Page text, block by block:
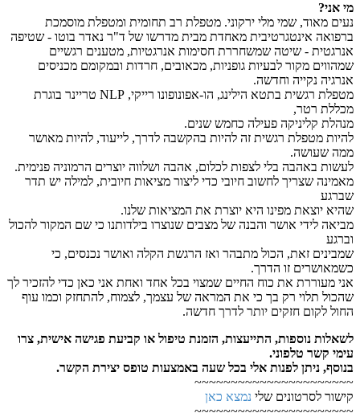
מי אני?
נעים מאוד, שמי מלי ירקוני. מטפלת רב תחומית ומטפלת מוסמכת
ברפואה אינטגרטיבית מאחדת מבית מדרשו של ד"ר נאדר בוטו - שטיפה
אנרגטית - שיטה שמשחררת חסימות אנרגטיות, מטענים רגשיים
שמהווים מקור לבעיות גופניות, מכאובים, חרדות ובמקומם מכניסים
אנרגיה נקייה וחדשה.
מטפלת רגשית בתטא הילינג, הו-אפונופונו רייקי, NLP טריינר בוגרת
מכללת רטר,
מנהלת קליניקה פעילה כחמש שנים.
להיות מטפלת רגשית זה להיות בהקשבה לדרך, לייעוד, להיות מאושר
ממה שעושה.
לעשות באהבה בלי לצפות לכלום, אהבה ושלווה יוצרים הרמוניה פנימית.
מאמינה שצריך לחשוב חיובי כדי ליצור מציאות חיובית, למילה יש תדר
שברגע
שהיא יוצאת מפינו היא יוצרת את המציאות שלנו.
מביאה לידי אושר והבנה של מצבים שנוצרו בילדותנו כי שם המקור להכול
וברגע
שמבינים זאת, הכול מתבהר ואז הרגשת הקלה ואושר נכנסים, כי
כשמאושרים זו הדרך.
אני מעוררת את כוח החיים שמצוי בכל אחד ואחת אני כאן כדי להזכיר לך
שהכול תלוי רק בך כי את המראה של עצמך, לצמוח, להתחזק וכמו עוף
החול לקום חזקים יותר לדרך חדשה.
לשאלות נוספות, התייעצות, הזמנת טיפול או קביעת פגישה אישית, צרו
עימי קשר טלפוני.
בנוסף, ניתן לפנות אלי בכל שעה באמצעות טופס יצירת הקשר.
~~~~~~~~~~~~~~~~~~~
~~~
קישור לסרטונים שלי נמצא כאן